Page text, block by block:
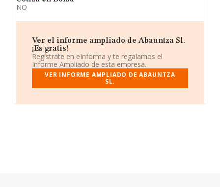
NO
Ver el informe ampliado de Abauntza Sl.
¡Es gratis!
Regístrate en eInforma y te regalamos el
Informe Ampliado de esta empresa.
VER INFORME AMPLIADO DE ABAUNTZA
SL.